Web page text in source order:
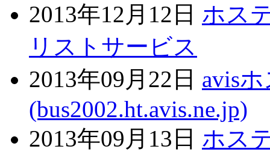
2013年12月12日 ホス
リストサービス
2013年09月22日 avis
(bus2002.ht.avis.ne.jp)
2013年09月13日 ホス